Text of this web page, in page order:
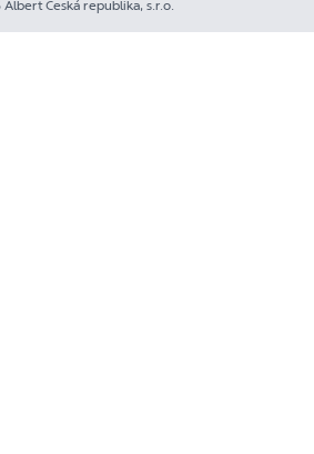
Česká republika, s.r.o.